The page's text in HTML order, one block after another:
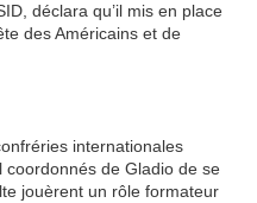
déclara qu’il mis en place
des Américains et de
internationales
de Gladio de se
jouèrent un rôle formateur